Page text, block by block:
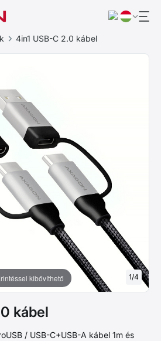
4in1 USB-C 2.0 kábel
kibővíthető 1/4
kábel
/ USB-C+USB-A kábel 1m és